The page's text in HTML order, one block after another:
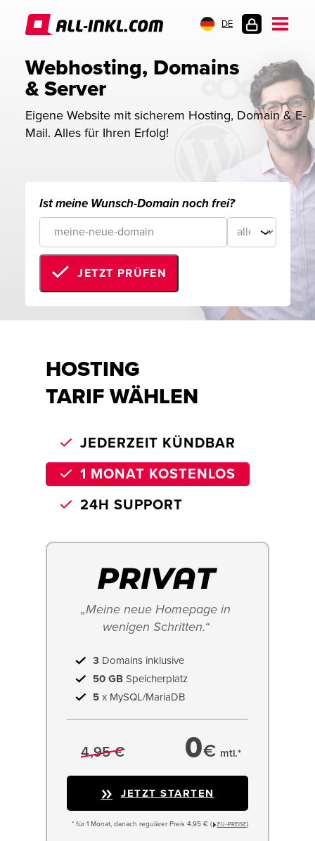
DE
Webhosting, Domains
& Server
Eigene Website mit sicherem Hosting, Domain & E-
Mail. Alles für Ihren Erfolg!
Ist meine Wunsch-Domain noch frei?
JETZT PRÜFEN
HOSTING
TARIF WÄHLEN
JEDERZEIT KÜNDBAR
1 MONAT KOSTENLOS
24H SUPPORT
„Meine neue Homepage in
wenigen Schritten.“
3 Domains inklusive
50 GB Speicherplatz
5 x MySQL/MariaDB
4,95 € 0€ mtl.*
JETZT STARTEN
* für 1 Monat, danach regulärer Preis 4,95 € ( EU−PREISE)